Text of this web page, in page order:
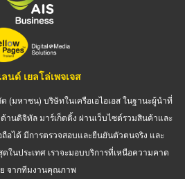
นด์ เยลโล่เพจเจส
(มหาชน) บริษัทในเครือเอไอเอส ในฐานะผู้นำที่
นดิจิทัล มาร์เก็ตติ้ง ผ่านเว็บไซต์รวมสินค้าและ
อได้ มีการตรวจสอบและยืนยันตัวตนจริง และ
นประเทศ เราจะมอบบริการที่เหนือความคาด
จากทีมงานคุณภาพ